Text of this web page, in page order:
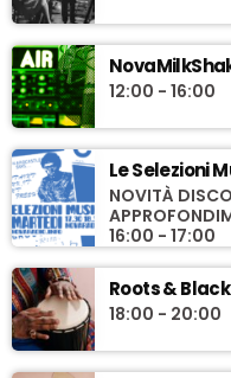
12:00 - 16:00
Le Selezioni
NOVITÀ
16:00 - 17:00
Roots & Black
18:00 - 20:00